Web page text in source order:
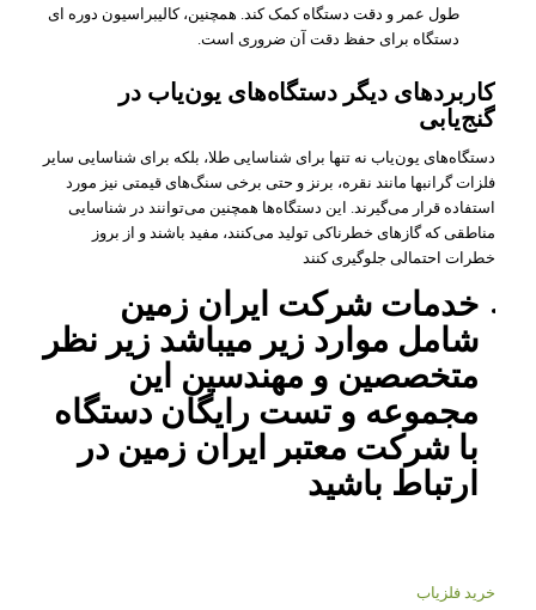
طول عمر و دقت دستگاه کمک کند. همچنین، کالیبراسیون دوره‌ ای
دستگاه برای حفظ دقت آن ضروری است.
کاربردهای دیگر دستگاه‌های یون‌یاب در
گنج‌یابی
دستگاه‌های یون‌یاب نه تنها برای شناسایی طلا، بلکه برای شناسایی سایر
فلزات گرانبها مانند نقره، برنز و حتی برخی سنگ‌های قیمتی نیز مورد
استفاده قرار می‌گیرند. این دستگاه‌ها همچنین می‌توانند در شناسایی
مناطقی که گازهای خطرناکی تولید می‌کنند، مفید باشند و از بروز
خطرات احتمالی جلوگیری کنند
خدمات شرکت ایران زمین
شامل موارد زیر میباشد زیر نظر
متخصصین و مهندسین این
مجموعه و تست رایگان دستگاه
با شرکت معتبر ایران زمین در
ارتباط باشید
خرید فلزیاب